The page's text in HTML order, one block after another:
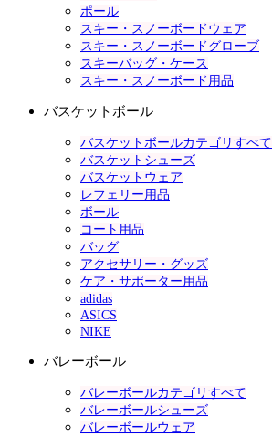
ポール
スキー・スノーボードウェア
スキー・スノーボードグローブ
スキーバッグ・ケース
スキー・スノーボード用品
バスケットボール
バスケットボールカテゴリすべて
バスケットシューズ
バスケットウェア
レフェリー用品
ボール
コート用品
バッグ
アクセサリー・グッズ
ケア・サポーター用品
adidas
ASICS
NIKE
バレーボール
バレーボールカテゴリすべて
バレーボールシューズ
バレーボールウェア